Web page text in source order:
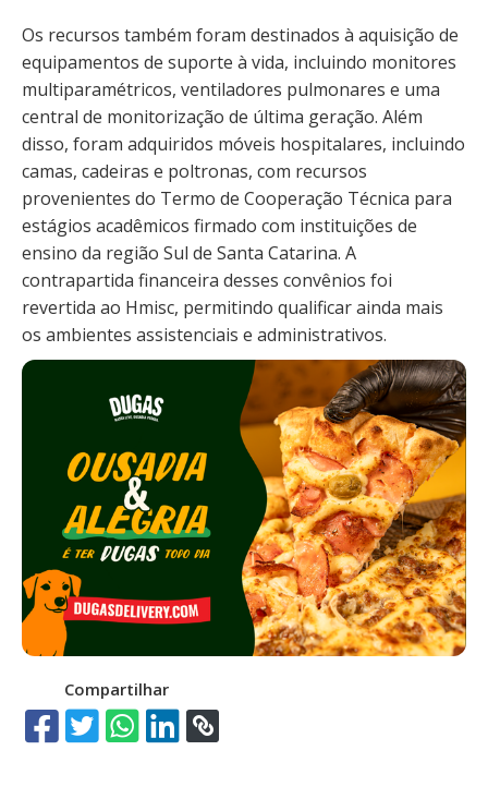
Os recursos também foram destinados à aquisição de
equipamentos de suporte à vida, incluindo monitores
multiparamétricos, ventiladores pulmonares e uma
central de monitorização de última geração. Além
disso, foram adquiridos móveis hospitalares, incluindo
camas, cadeiras e poltronas, com recursos
provenientes do Termo de Cooperação Técnica para
estágios acadêmicos firmado com instituições de
ensino da região Sul de Santa Catarina. A
contrapartida financeira desses convênios foi
revertida ao Hmisc, permitindo qualificar ainda mais
os ambientes assistenciais e administrativos.
Compartilhar